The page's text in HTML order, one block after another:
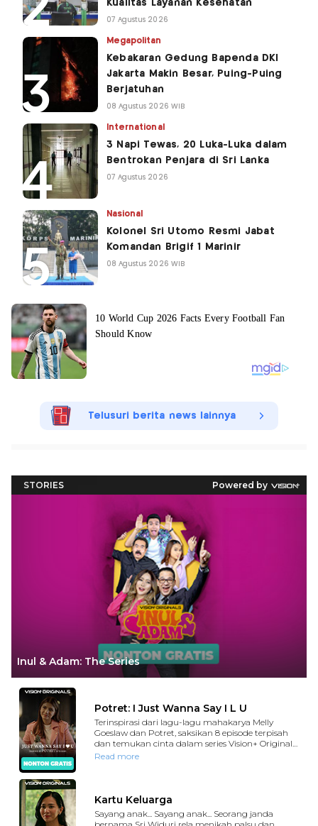
Kualitas Layanan Kesehatan
07 Agustus 2026
Megapolitan
Kebakaran Gedung Bapenda DKI
Jakarta Makin Besar, Puing-Puing
Berjatuhan
08 Agustus 2026 WIB
International
3 Napi Tewas, 20 Luka-Luka dalam
Bentrokan Penjara di Sri Lanka
07 Agustus 2026
Nasional
Kolonel Sri Utomo Resmi Jabat
Komandan Brigif 1 Marinir
08 Agustus 2026 WIB
Telusuri berita news lainnya